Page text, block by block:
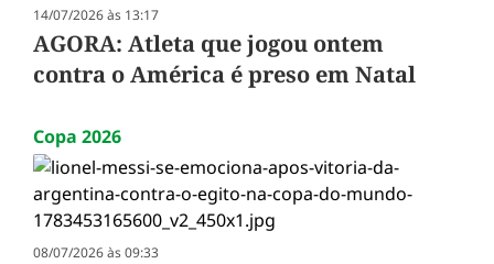
14/07/2026 às 13:17
AGORA: Atleta que jogou ontem
contra o América é preso em Natal
Copa 2026
08/07/2026 às 09:33